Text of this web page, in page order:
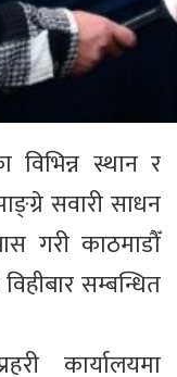
विभिन्न स्थान र
सवारी साधन
गरी काठमाडौँ
सम्बन्धित
कार्यालयमा